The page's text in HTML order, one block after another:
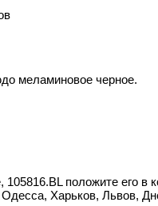
меламиновое черное.
положите его в
Харьков, Львов,